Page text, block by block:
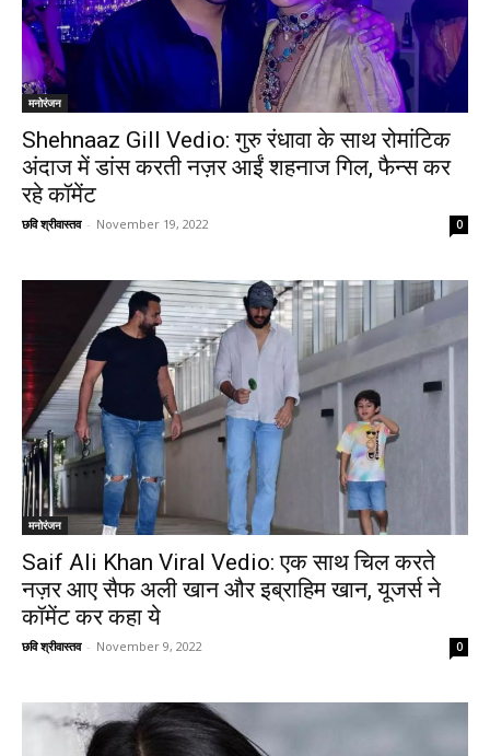
मनोरंजन
Shehnaaz Gill Vedio: गुरु रंधावा के साथ रोमांटिक
अंदाज में डांस करती नज़र आईं शहनाज गिल, फैन्स कर
रहे कॉमेंट
छवि श्रीवास्तव - November 19, 2022 0
मनोरंजन
Saif Ali Khan Viral Vedio: एक साथ चिल करते
नज़र आए सैफ अली खान और इब्राहिम खान, यूजर्स ने
कॉमेंट कर कहा ये
छवि श्रीवास्तव - November 9, 2022 0